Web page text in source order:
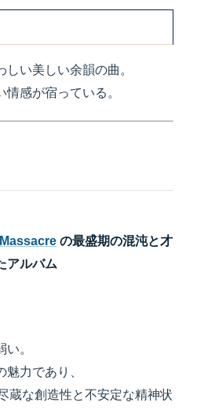
い美しい余韻の曲。
感が宿っている。
の最盛期の混沌と才
アルバム
。
力であり、
蔵な創造性と不安定な精神状